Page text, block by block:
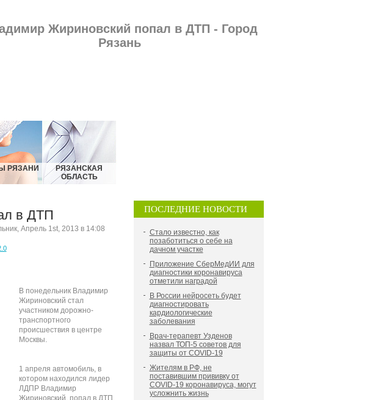
Жириновский попал в ДТП - Город
Рязань
РЯЗАНИ
РЯЗАНСКАЯ
ОБЛАСТЬ
ПОСЛЕДНИЕ НОВОСТИ
Стало известно, как
позаботиться о себе на
дачном участке
Приложение СберМедИИ для
диагностики коронавируса
отметили наградой
В России нейросеть будет
диагностировать
кардиологические
заболевания
Врач-терапевт Узденов
назвал ТОП-5 советов для
защиты от COVID-19
Жителям в РФ, не
поставившим прививку от
COVID-19 коронавируса, могут
усложнить жизнь
в ДТП
Апрель 1st, 2013 в 14:08
В понедельник Владимир
Жириновский стал
участником дорожно-
транспортного
происшествия в центре
Москвы.
1 апреля автомобиль, в
котором находился лидер
ЛДПР Владимир
Жириновский, попал в ДТП